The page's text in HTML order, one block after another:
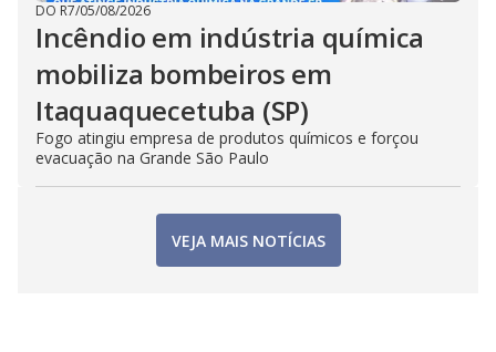
DO R7/05/08/2026
Incêndio em indústria química
mobiliza bombeiros em
Itaquaquecetuba (SP)
Fogo atingiu empresa de produtos químicos e forçou
evacuação na Grande São Paulo
VEJA MAIS NOTÍCIAS